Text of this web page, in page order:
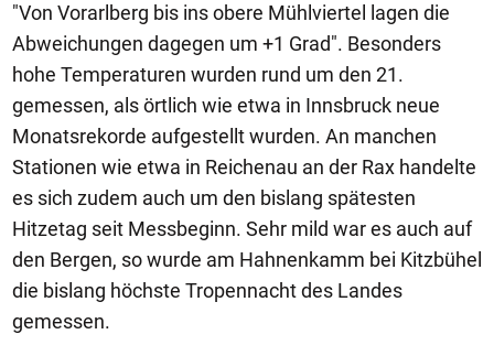
"Von Vorarlberg bis ins obere Mühlviertel lagen die
Abweichungen dagegen um +1 Grad". Besonders
hohe Temperaturen wurden rund um den 21.
gemessen, als örtlich wie etwa in Innsbruck neue
Monatsrekorde aufgestellt wurden. An manchen
Stationen wie etwa in Reichenau an der Rax handelte
es sich zudem auch um den bislang spätesten
Hitzetag seit Messbeginn. Sehr mild war es auch auf
den Bergen, so wurde am Hahnenkamm bei Kitzbühel
die bislang höchste Tropennacht des Landes
gemessen.